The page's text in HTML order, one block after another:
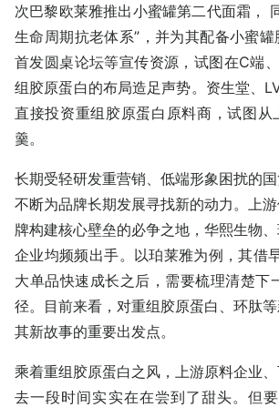
次巴黎欧莱雅推出小蜜罐第二代面霜，
生命周期抗老体系”，并为其配备小蜜
首发圆桌论坛等宣传资源，试图在C端
组胶原蛋白的布局造足声势。资生堂、
直接投资重组胶原蛋白原料商，试图从
羹。
长期受轻研发重营销、低端形象困扰的
不断为品牌长期发展寻找新的动力。上
牌构建核心壁垒的必争之地，华熙生物
企业均频频出手。以珀莱雅为例，其借
大单品快速成长之后，需要梳理清楚下
径。目前来看，对重组胶原蛋白、环肽
其新故事的重要出发点。
乘着重组胶原蛋白之风，上游原料企业
去一段时间实实在在尝到了甜头。但